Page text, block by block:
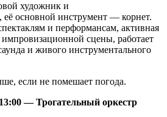
художник и
её основной инструмент — корнет.
и перформансам, активная
сцены, работает
и живого инструментального
если не помешает погода.
— Трогательный оркестр